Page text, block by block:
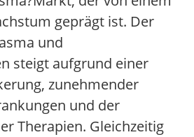
geprägt ist. Der
und
steigt aufgrund einer
zunehmender
und der
Therapien. Gleichzeitig